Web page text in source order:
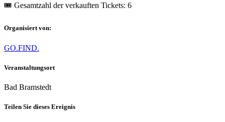
🎟 Gesamtzahl der verkauften Tickets: 6
Organisiert von:
GO.FIND.
Veranstaltungsort
Bad Bramstedt
Teilen Sie dieses Ereignis